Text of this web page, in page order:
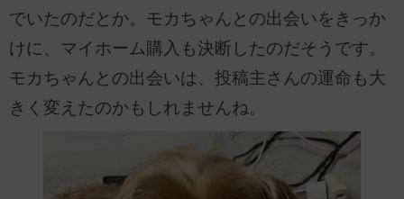
でいたのだとか。モカちゃんとの出会いをきっか
けに、マイホーム購入も決断したのだそうです。
モカちゃんとの出会いは、投稿主さんの運命も大
きく変えたのかもしれませんね。